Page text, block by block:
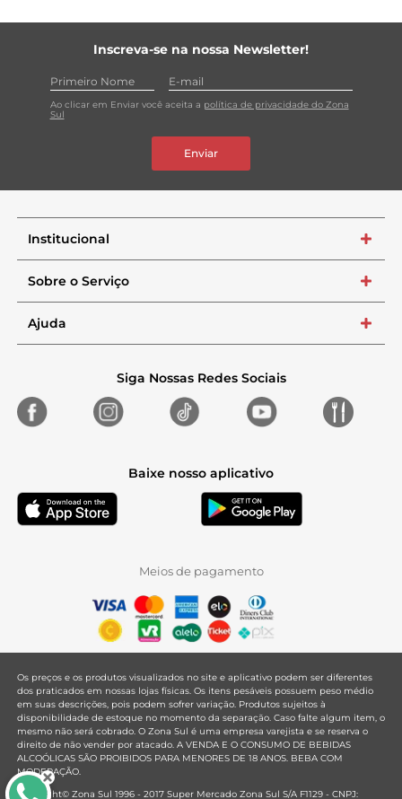
Inscreva-se na nossa Newsletter!
Ao clicar em Enviar você aceita a política de privacidade do Zona
Sul
Enviar
Institucional +
Sobre o Serviço +
Ajuda +
Siga Nossas Redes Sociais
Baixe nosso aplicativo
Meios de pagamento
Os preços e os produtos visualizados no site e aplicativo podem ser diferentes
dos praticados em nossas lojas físicas. Os itens pesáveis possuem peso médio
em suas descrições, pois podem sofrer variação. Produtos sujeitos à
disponibilidade de estoque no momento da separação. Caso falte algum item, o
mesmo não será cobrado. O Zona Sul é uma empresa varejista e se reserva o
direito de não vender por atacado. A VENDA E O CONSUMO DE BEBIDAS
ALCOÓLICAS SÃO PROIBIDOS PARA MENORES DE 18 ANOS. BEBA COM
MODERAÇÃO.
Copyright© Zona Sul 1996 - 2017 Super Mercado Zona Sul S/A F1129 - CNPJ: